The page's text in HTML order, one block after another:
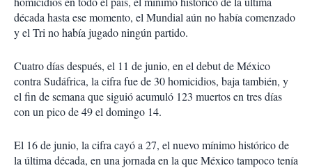
r
t
i
década hasta ese momento, el Mundial aún no había comenzado
y el Tri no había jugado ningún partido.
Cuatro días después, el 11 de junio, en el debut de México
contra Sudáfrica, la cifra fue de 30 homicidios, baja también, y
el fin de semana que siguió acumuló 123 muertos en tres días
con un pico de 49 el domingo 14.
El 16 de junio, la cifra cayó a 27, el nuevo mínimo histórico de
la última década, en una jornada en la que México tampoco tenía